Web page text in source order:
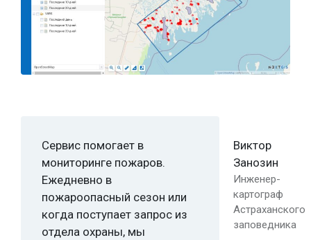
Сервис помогает в
мониторинге пожаров.
Ежедневно в
пожароопасный сезон или
когда поступает запрос из
отдела охраны, мы
Виктор
Занозин
Инженер-
картограф
Астраханского
заповедника